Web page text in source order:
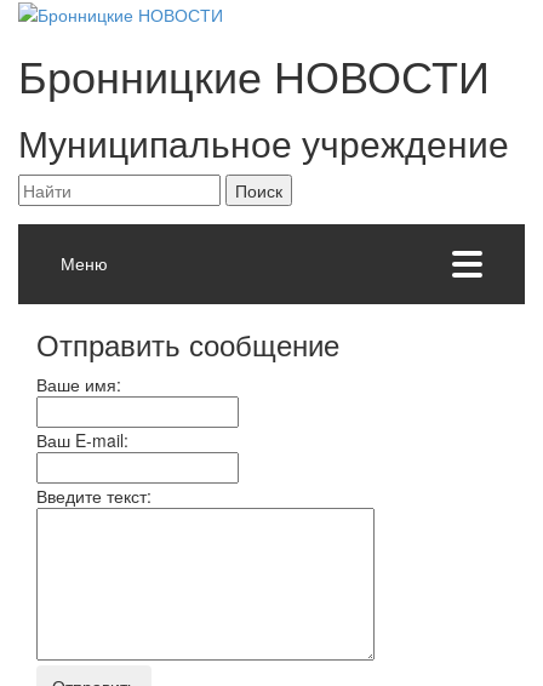
Бронницкие НОВОСТИ
Муниципальное учреждение
Меню
Отправить сообщение
Ваше имя:
Ваш E-mail:
Введите текст: